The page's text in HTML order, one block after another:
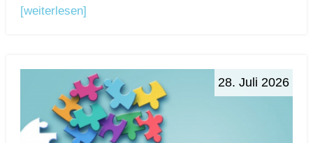
[weiterlesen]
28. Juli 2026